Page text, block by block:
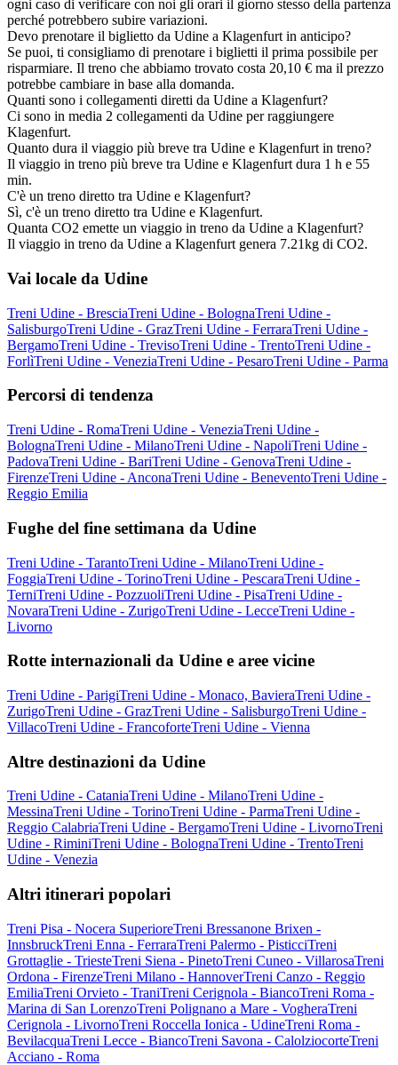
ogni caso di verificare con noi gli orari il giorno stesso della partenza
perché potrebbero subire variazioni.
Devo prenotare il biglietto da Udine a Klagenfurt in anticipo?
Se puoi, ti consigliamo di prenotare i biglietti il prima possibile per
risparmiare. Il treno che abbiamo trovato costa 20,10 € ma il prezzo
potrebbe cambiare in base alla domanda.
Quanti sono i collegamenti diretti da Udine a Klagenfurt?
Ci sono in media 2 collegamenti da Udine per raggiungere
Klagenfurt.
Quanto dura il viaggio più breve tra Udine e Klagenfurt in treno?
Il viaggio in treno più breve tra Udine e Klagenfurt dura 1 h e 55
min.
C'è un treno diretto tra Udine e Klagenfurt?
Sì, c'è un treno diretto tra Udine e Klagenfurt.
Quanta CO2 emette un viaggio in treno da Udine a Klagenfurt?
Il viaggio in treno da Udine a Klagenfurt genera 7.21kg di CO2.
Vai locale da Udine
Treni Udine - BresciaTreni Udine - BolognaTreni Udine -
SalisburgoTreni Udine - GrazTreni Udine - FerraraTreni Udine -
BergamoTreni Udine - TrevisoTreni Udine - TrentoTreni Udine -
ForlìTreni Udine - VeneziaTreni Udine - PesaroTreni Udine - Parma
Percorsi di tendenza
Treni Udine - RomaTreni Udine - VeneziaTreni Udine -
BolognaTreni Udine - MilanoTreni Udine - NapoliTreni Udine -
PadovaTreni Udine - BariTreni Udine - GenovaTreni Udine -
FirenzeTreni Udine - AnconaTreni Udine - BeneventoTreni Udine -
Reggio Emilia
Fughe del fine settimana da Udine
Treni Udine - TarantoTreni Udine - MilanoTreni Udine -
FoggiaTreni Udine - TorinoTreni Udine - PescaraTreni Udine -
TerniTreni Udine - PozzuoliTreni Udine - PisaTreni Udine -
NovaraTreni Udine - ZurigoTreni Udine - LecceTreni Udine -
Livorno
Rotte internazionali da Udine e aree vicine
Treni Udine - ParigiTreni Udine - Monaco, BavieraTreni Udine -
ZurigoTreni Udine - GrazTreni Udine - SalisburgoTreni Udine -
VillacoTreni Udine - FrancoforteTreni Udine - Vienna
Altre destinazioni da Udine
Treni Udine - CataniaTreni Udine - MilanoTreni Udine -
MessinaTreni Udine - TorinoTreni Udine - ParmaTreni Udine -
Reggio CalabriaTreni Udine - BergamoTreni Udine - LivornoTreni
Udine - RiminiTreni Udine - BolognaTreni Udine - TrentoTreni
Udine - Venezia
Altri itinerari popolari
Treni Pisa - Nocera SuperioreTreni Bressanone Brixen -
InnsbruckTreni Enna - FerraraTreni Palermo - PisticciTreni
Grottaglie - TriesteTreni Siena - PinetoTreni Cuneo - VillarosaTreni
Ordona - FirenzeTreni Milano - HannoverTreni Canzo - Reggio
EmiliaTreni Orvieto - TraniTreni Cerignola - BiancoTreni Roma -
Marina di San LorenzoTreni Polignano a Mare - VogheraTreni
Cerignola - LivornoTreni Roccella Ionica - UdineTreni Roma -
BevilacquaTreni Lecce - BiancoTreni Savona - CalolziocorteTreni
Acciano - Roma